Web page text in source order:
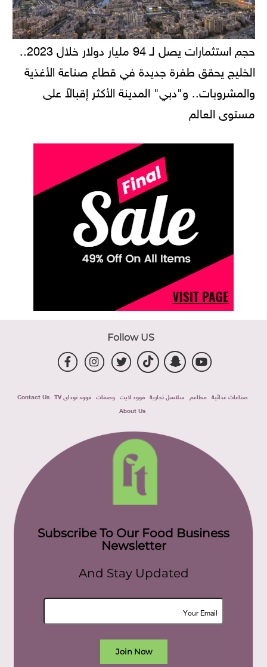
حجم استثمارات يصل لـ 94 مليار دولار خلال 2023..
الخليج يحقق طفرة جديدة في قطاع صناعة الأغذية
والمشروبات.. و"دبي" المدينة الأكثر إقبالاً على
مستوى العالم
Follow US
صناعات غذائية مطاعم سلاسل تجارية فوود لايت وصفات فوود توداى TV
Contact Us
About Us
Subscribe To Our Food Business
Newsletter
And Stay Updated
Join Now